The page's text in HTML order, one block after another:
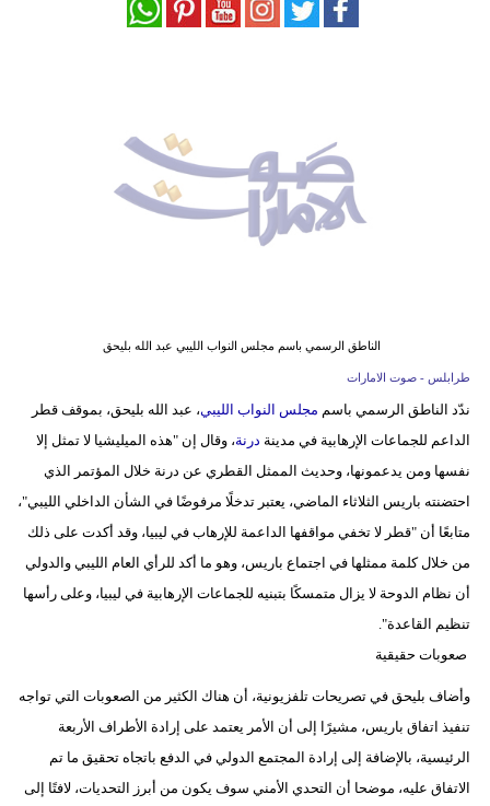
إسلامية
علوم
وتكنولوجيا
مدوَّنات
فيديو
سيارات
الناطق الرسمي باسم مجلس النواب الليبي عبد الله بليحق
طرابلس - صوت الامارات
ندّد الناطق الرسمي باسم مجلس النواب الليبي، عبد الله بليحق، بموقف قطر
الداعم للجماعات الإرهابية في مدينة درنة، وقال إن "هذه الميليشيا لا تمثل إلا
نفسها ومن يدعمونها، وحديث الممثل القطري عن درنة خلال المؤتمر الذي
احتضنته باريس الثلاثاء الماضي، يعتبر تدخلًا مرفوضًا في الشأن الداخلي الليبي"،
متابعًا أن "قطر لا تخفي مواقفها الداعمة للإرهاب في ليبيا، وقد أكدت على ذلك
من خلال كلمة ممثلها في اجتماع باريس، وهو ما أكد للرأي العام الليبي والدولي
أن نظام الدوحة لا يزال متمسكًا بتبنيه للجماعات الإرهابية في ليبيا، وعلى رأسها
تنظيم القاعدة".
صعوبات حقيقية
وأضاف بليحق في تصريحات تلفزيونية، أن هناك الكثير من الصعوبات التي تواجه
تنفيذ اتفاق باريس، مشيرًا إلى أن الأمر يعتمد على إرادة الأطراف الأربعة
الرئيسية، بالإضافة إلى إرادة المجتمع الدولي في الدفع باتجاه تحقيق ما تم
الاتفاق عليه، موضحا أن التحدي الأمني سوف يكون من أبرز التحديات، لافتًا إلى